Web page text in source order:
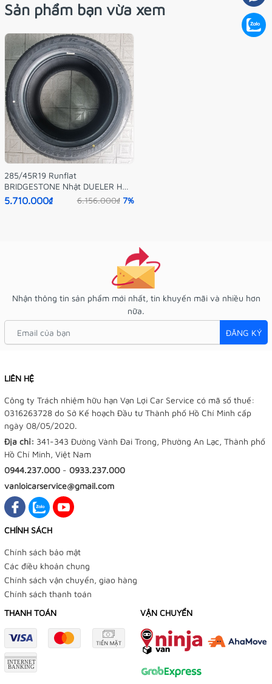
Sản phẩm bạn vừa xem
285/45R19 Runflat
BRIDGESTONE Nhật DUELER HP
Sport
5.710.000₫ 6.156.000₫ 7%
Nhận thông tin sản phẩm mới nhất, tin khuyến mãi và nhiều hơn
nữa.
ĐĂNG KÝ
LIÊN HỆ
Công ty Trách nhiệm hữu hạn Vạn Lợi Car Service có mã số thuế:
0316263728 do Sở Kế hoạch Đầu tư Thành phố Hồ Chí Minh cấp
ngày 08/05/2020.
Địa chỉ: 341-343 Đường Vành Đai Trong, Phường An Lạc, Thành phố
Hồ Chí Minh, Việt Nam
0944.237.000 - 0933.237.000
vanloicarservice@gmail.com
CHÍNH SÁCH
Chính sách bảo mật
Các điều khoản chung
Chính sách vận chuyển, giao hàng
Chính sách thanh toán
THANH TOÁN
VẬN CHUYỂN